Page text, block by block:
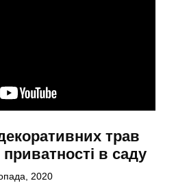
трав
в саду
2020